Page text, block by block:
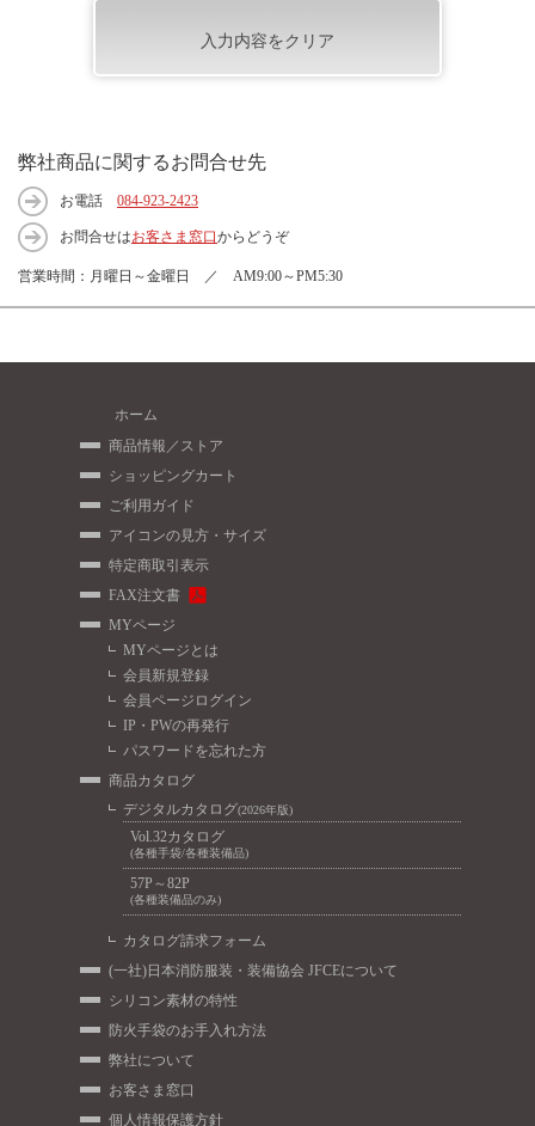
弊社商品に関するお問合せ先
お電話 084-923-2423
お問合せはお客さま窓口からどうぞ
営業時間：月曜日～金曜日 ／ AM9:00～PM5:30
ホーム
商品情報／ストア
ショッピングカート
ご利用ガイド
アイコンの見方・サイズ
特定商取引表示
FAX注文書
MYページ
MYページとは
会員新規登録
会員ページログイン
IP・PWの再発行
パスワードを忘れた方
商品カタログ
デジタルカタログ(2026年版)
Vol.32カタログ
(各種手袋/各種装備品)
57P～82P
(各種装備品のみ)
カタログ請求フォーム
(一社)日本消防服装・装備協会 JFCEについて
シリコン素材の特性
防火手袋のお手入れ方法
弊社について
お客さま窓口
個人情報保護方針